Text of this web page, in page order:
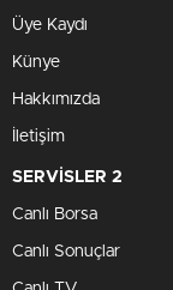
Üye Kaydı
Künye
Hakkımızda
İletişim
SERVİSLER 2
Canlı Borsa
Canlı Sonuçlar